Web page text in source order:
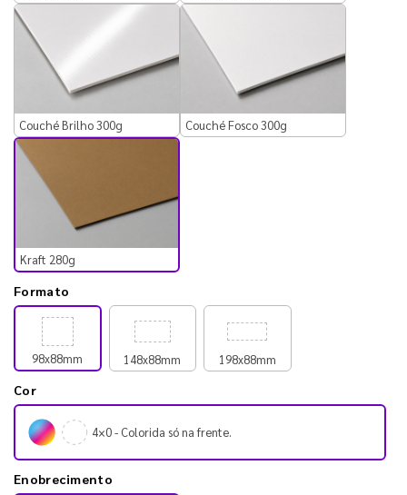
Couché Brilho 300g Couché Fosco 300g
Kraft 280g
Formato
98x88mm 148x88mm 198x88mm
Cor
4×0 - Colorida só na frente.
Enobrecimento